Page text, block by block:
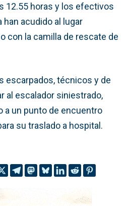
12.55 horas y los efectivos
han acudido al lugar
con la camilla de rescate de
escarpados, técnicos y de
al escalador siniestrado,
a un punto de encuentro
su traslado a hospital.